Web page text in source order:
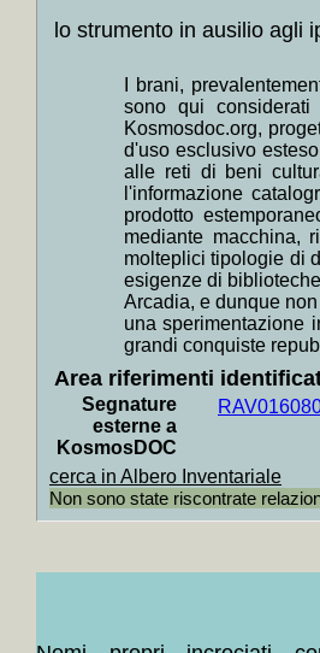
lo strumento in ausilio agli
I brani,
sono qui considerati
Kosmosdoc.org,
d'uso esclusivo
alle reti di beni
l'informazione
prodotto
mediante macchina,
molteplici tipologie di
esigenze di
Arcadia, e dunque
una sperimentazione
grandi conquiste
Area riferimenti
Segnature
esterne a
KosmosDOC
cerca in Albero Inventariale
Non sono state riscontrate